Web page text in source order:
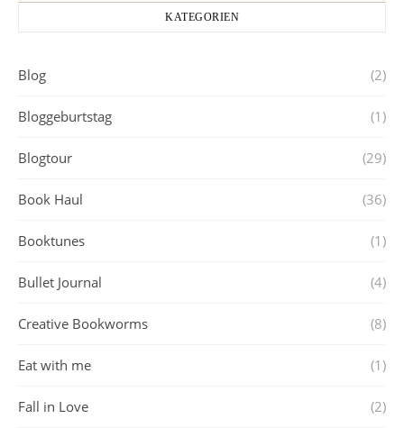
KATEGORIEN
Blog (2)
Bloggeburtstag (1)
Blogtour (29)
Book Haul (36)
Booktunes (1)
Bullet Journal (4)
Creative Bookworms (8)
Eat with me (1)
Fall in Love (2)